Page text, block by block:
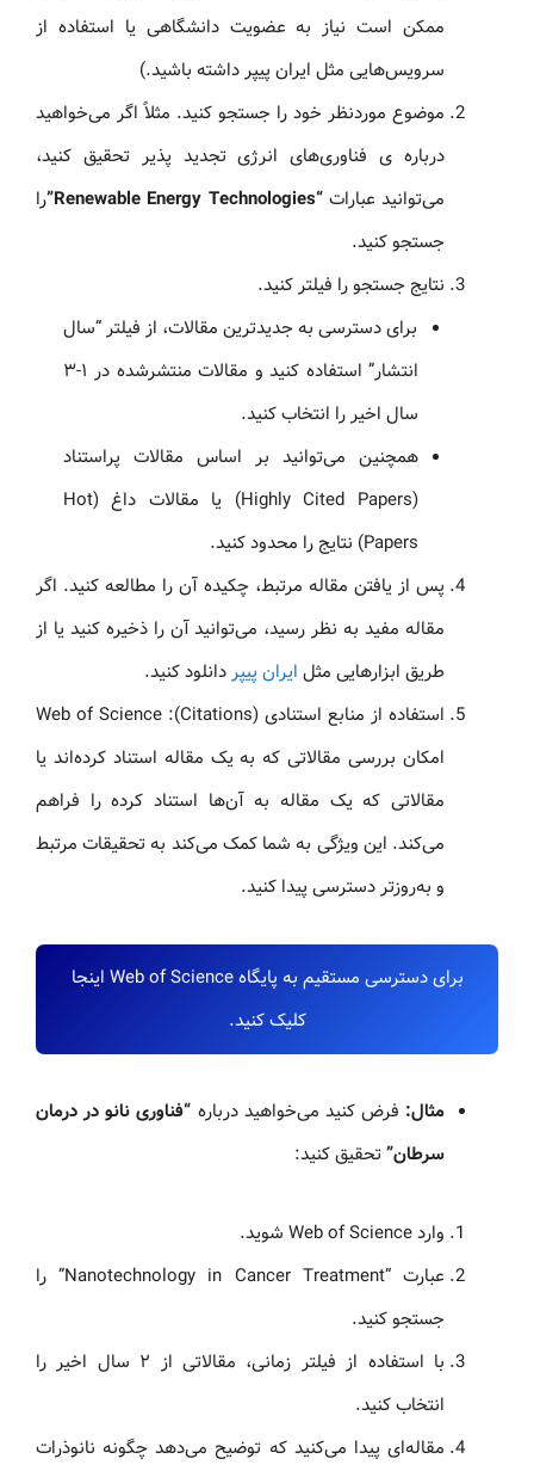
ممکن است نیاز به عضویت دانشگاهی یا استفاده از
سرویس‌هایی مثل ایران پیپر داشته باشید.)
موضوع موردنظر خود را جستجو کنید. مثلاً اگر می‌خواهید
درباره ی فناوری‌های انرژی تجدید پذیر تحقیق کنید،
می‌توانید عبارات“Renewable Energy Technologies”
را
جستجو کنید.
نتایج جستجو را فیلتر کنید.
برای دسترسی به جدیدترین مقالات، از فیلتر “سال
انتشار” استفاده کنید و مقالات منتشرشده در ۱-۳
سال اخیر را انتخاب کنید.
همچنین می‌توانید بر اساس مقالات پراستناد
(Highly Cited Papers) یا مقالات داغ (Hot
Papers) نتایج را محدود کنید.
پس از یافتن مقاله مرتبط، چکیده آن را مطالعه کنید. اگر
مقاله مفید به نظر رسید، می‌توانید آن را ذخیره کنید یا از
طریق ابزارهایی مثل ایران پیپر دانلود کنید.
استفاده از منابع استنادی (Citations): Web of Science
امکان بررسی مقالاتی که به یک مقاله استناد کرده‌اند یا
مقالاتی که یک مقاله به آن‌ها استناد کرده را فراهم
می‌کند. این ویژگی به شما کمک می‌کند به تحقیقات مرتبط
و به‌روزتر دسترسی پیدا کنید.
برای دسترسی مستقیم به پایگاه Web of Science اینجا
کلیک کنید.
مثال: فرض کنید می‌خواهید درباره “فناوری نانو در درمان
سرطان”تحقیق کنید:
وارد Web of Science شوید.
عبارت “Nanotechnology in Cancer Treatment” را
جستجو کنید.
با استفاده از فیلتر زمانی، مقالاتی از ۲ سال اخیر را
انتخاب کنید.
مقاله‌ای پیدا می‌کنید که توضیح می‌دهد چگونه نانوذرات